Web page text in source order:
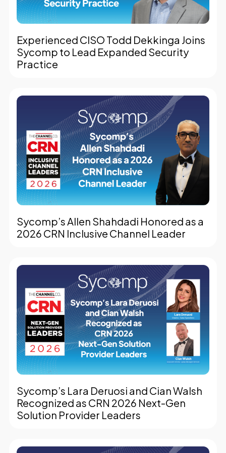
Experienced CISO Todd Dekkinga Joins
Sycomp to Lead Expanded Security
Practice
Sycomp’s Allen Shahdadi Honored as a
2026 CRN Inclusive Channel Leader
Sycomp’s Lara Deruosi and Cian Walsh
Recognized as CRN 2026 Next-Gen
Solution Provider Leaders